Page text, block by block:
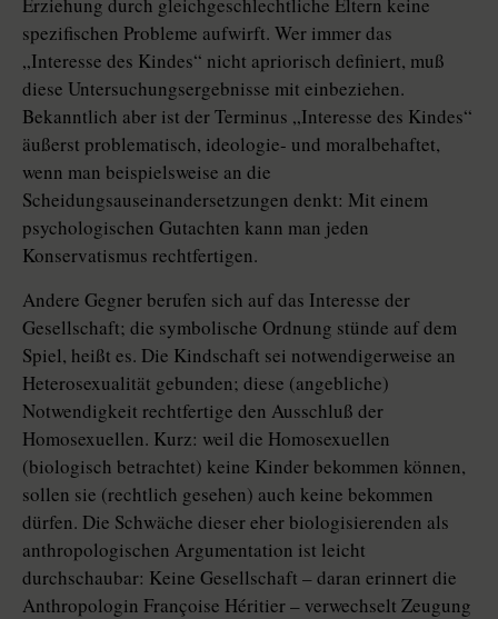
spezifischen Probleme aufwirft. Wer immer das
„Interesse des Kindes“ nicht apriorisch definiert, muß
diese Untersuchungsergebnisse mit einbeziehen.
Bekanntlich aber ist der Terminus „Interesse des Kindes“
äußerst problematisch, ideologie- und moralbehaftet,
wenn man beispielsweise an die
Scheidungsauseinandersetzungen denkt: Mit einem
psychologischen Gutachten kann man jeden
Konservatismus rechtfertigen.
Andere Gegner berufen sich auf das Interesse der
Gesellschaft; die symbolische Ordnung stünde auf dem
Spiel, heißt es. Die Kindschaft sei notwendigerweise an
Heterosexualität gebunden; diese (angebliche)
Notwendigkeit rechtfertige den Ausschluß der
Homosexuellen. Kurz: weil die Homosexuellen
(biologisch betrachtet) keine Kinder bekommen können,
sollen sie (rechtlich gesehen) auch keine bekommen
dürfen. Die Schwäche dieser eher biologisierenden als
anthropologischen Argumentation ist leicht
durchschaubar: Keine Gesellschaft – daran erinnert die
Anthropologin Françoise Héritier – verwechselt Zeugung